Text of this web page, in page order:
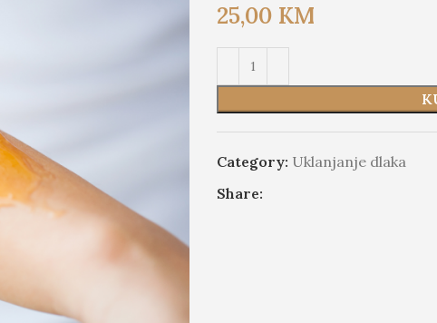
25,00 KM
Category: Uklanjanje dlaka
Share: